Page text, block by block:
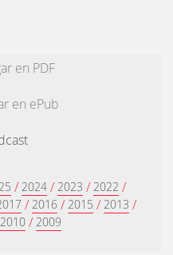
en PDF
en ePub
/ 2024 / 2023 / 2022 /
/ 2016 / 2015 / 2013 /
2010 / 2009